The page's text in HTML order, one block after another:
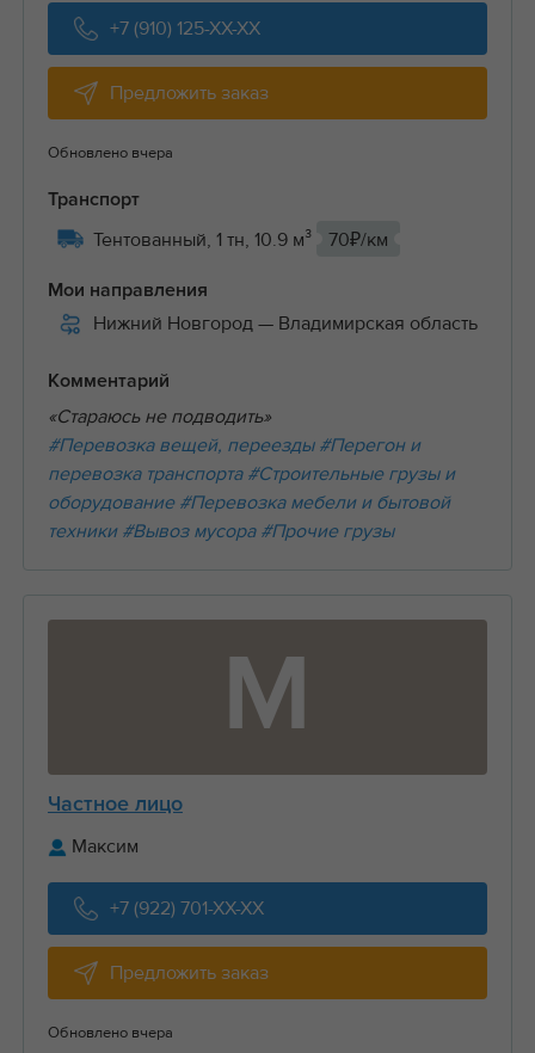
+7 (910) 125-XX-XX
Предложить заказ
Обновлено вчера
Транспорт
Тентованный, 1 тн, 10.9 м³ 70₽/км
Мои направления
Нижний Новгород — Владимирская область
Комментарий
«Стараюсь не подводить»
#Перевозка вещей, переезды #Перегон и
перевозка транспорта #Строительные грузы и
оборудование #Перевозка мебели и бытовой
техники #Вывоз мусора #Прочие грузы
М
Частное лицо
Максим
+7 (922) 701-XX-XX
Предложить заказ
Обновлено вчера